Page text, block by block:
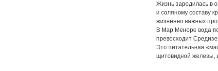
Жизнь зародилась в
и соляному составу
жизненно важных
В Мар Меноре вода
превосходит
Это питательная
щитовидной железы,